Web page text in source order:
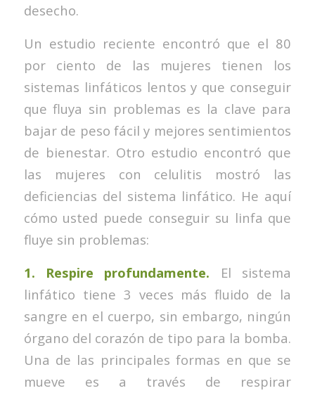
desecho.
Un estudio reciente encontró que el 80
por ciento de las mujeres tienen los
sistemas linfáticos lentos y que conseguir
que fluya sin problemas es la clave para
bajar de peso fácil y mejores sentimientos
de bienestar. Otro estudio encontró que
las mujeres con celulitis mostró las
deficiencias del sistema linfático. He aquí
cómo usted puede conseguir su linfa que
fluye sin problemas:
1.
Respire profundamente. El sistema
linfático tiene 3 veces más fluido de la
sangre en el cuerpo, sin embargo, ningún
órgano del corazón de tipo para la bomba.
Una de las principales formas en que se
mueve es a través de respirar